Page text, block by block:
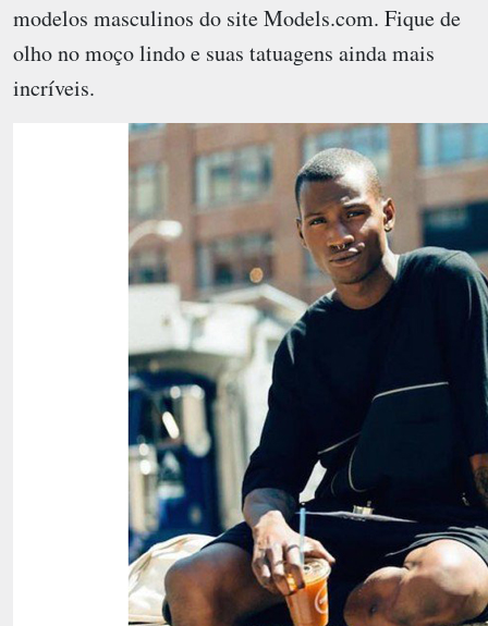
modelos masculinos do site Models.com. Fique de
olho no moço lindo e suas tatuagens ainda mais
incríveis.